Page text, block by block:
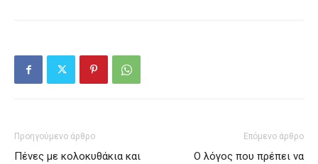
Προηγούμενο άρθρο
Πένες με κολοκυθάκια και
Επόμενο άρθρο
Ο λόγος που πρέπει να